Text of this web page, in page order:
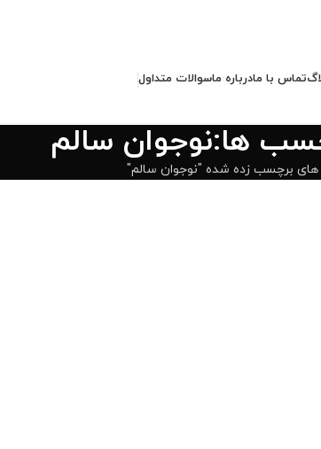
تماس با مادرباره ماسوالات متداول
ها:نوجوان سالم
برچسب زده شده "نوجوان سالم"